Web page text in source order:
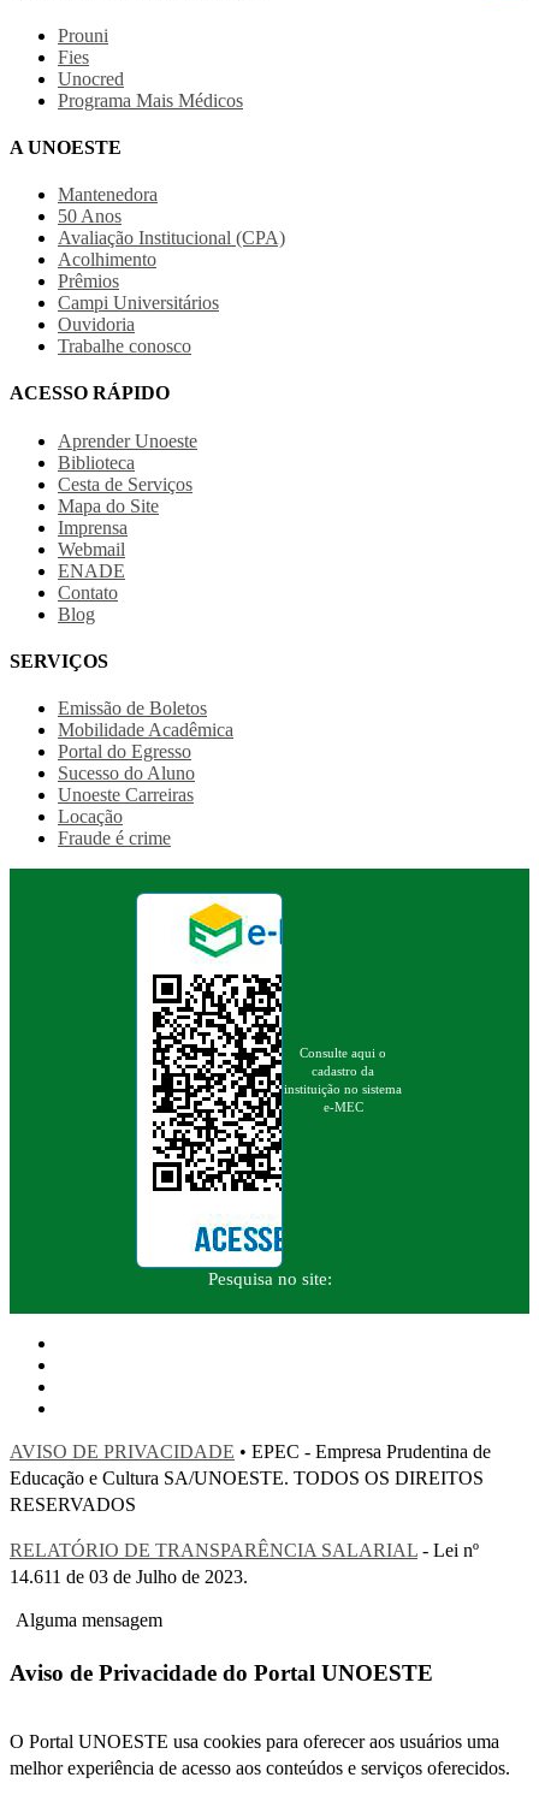
Prouni
Fies
Unocred
Programa Mais Médicos
A UNOESTE
Mantenedora
50 Anos
Avaliação Institucional (CPA)
Acolhimento
Prêmios
Campi Universitários
Ouvidoria
Trabalhe conosco
ACESSO RÁPIDO
Aprender Unoeste
Biblioteca
Cesta de Serviços
Mapa do Site
Imprensa
Webmail
ENADE
Contato
Blog
SERVIÇOS
Emissão de Boletos
Mobilidade Acadêmica
Portal do Egresso
Sucesso do Aluno
Unoeste Carreiras
Locação
Fraude é crime
Consulte aqui o
cadastro da
instituição no sistema
e-MEC
Pesquisa no site:
AVISO DE PRIVACIDADE • EPEC - Empresa Prudentina de
Educação e Cultura SA/UNOESTE. TODOS OS DIREITOS
RESERVADOS
RELATÓRIO DE TRANSPARÊNCIA SALARIAL - Lei nº
14.611 de 03 de Julho de 2023.
Alguma mensagem
Aviso de Privacidade do Portal UNOESTE
O Portal UNOESTE usa cookies para oferecer aos usuários uma
melhor experiência de acesso aos conteúdos e serviços oferecidos.